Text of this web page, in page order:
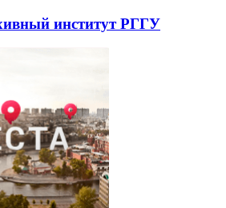
институт РГГУ